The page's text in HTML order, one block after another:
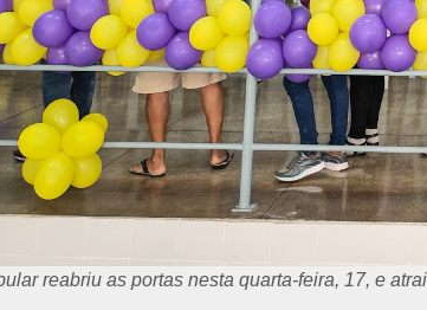
Restaurante Popular ganhou horta e jardim